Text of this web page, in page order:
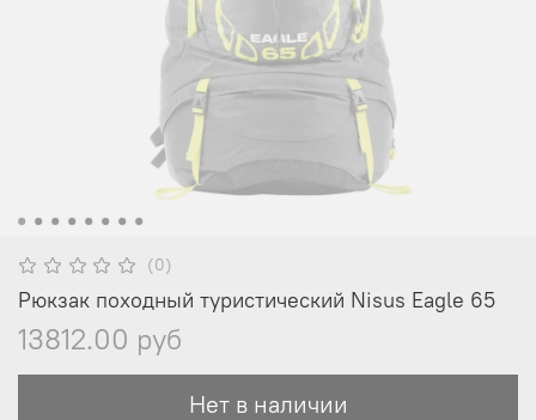
(0)
Рюкзак походный туристический Nisus Eagle 65
13812.00 руб
Нет в наличии